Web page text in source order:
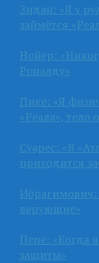
Зидан: «Я у
займётся
Нойер:
Роналду»
Пике: «Я
«Реала», тело
Суарес: «В
приходится
верующие»
Пепе: «Когда
защиты»